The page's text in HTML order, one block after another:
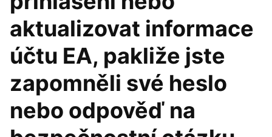
aktualizovat informace
účtu EA, pakliže jste
zapomněli své heslo
nebo odpověď na